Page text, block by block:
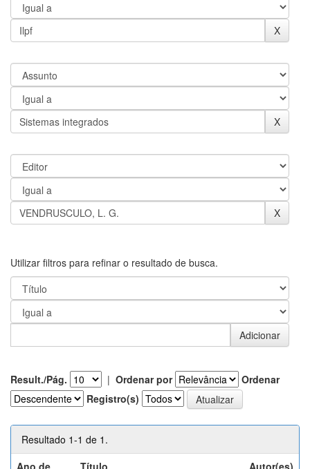
Utilizar filtros para refinar o resultado de busca.
Result./Pág. | Ordenar por
Ordenar
Registro(s)
Resultado 1-1 de 1.
Ano de
Título Autor(es)